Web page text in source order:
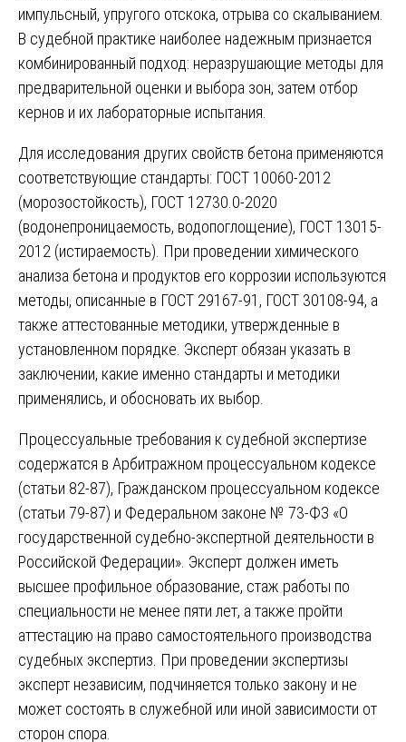
импульсный, упругого отскока, отрыва со скалыванием.
В судебной практике наиболее надежным признается
комбинированный подход: неразрушающие методы для
предварительной оценки и выбора зон, затем отбор
кернов и их лабораторные испытания.
Для исследования других свойств бетона применяются
соответствующие стандарты: ГОСТ 10060-2012
(морозостойкость), ГОСТ 12730.0-2020
(водонепроницаемость, водопоглощение), ГОСТ 13015-
2012 (истираемость). При проведении химического
анализа бетона и продуктов его коррозии используются
методы, описанные в ГОСТ 29167-91, ГОСТ 30108-94, а
также аттестованные методики, утвержденные в
установленном порядке. Эксперт обязан указать в
заключении, какие именно стандарты и методики
применялись, и обосновать их выбор.
Процессуальные требования к судебной экспертизе
содержатся в Арбитражном процессуальном кодексе
(статьи 82-87), Гражданском процессуальном кодексе
(статьи 79-87) и Федеральном законе № 73-ФЗ «О
государственной судебно-экспертной деятельности в
Российской Федерации». Эксперт должен иметь
высшее профильное образование, стаж работы по
специальности не менее пяти лет, а также пройти
аттестацию на право самостоятельного производства
судебных экспертиз. При проведении экспертизы
эксперт независим, подчиняется только закону и не
может состоять в служебной или иной зависимости от
сторон спора.